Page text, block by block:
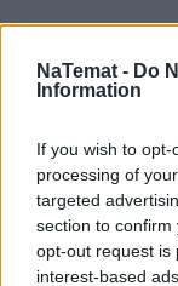
NaTemat - Do
Information
If you wish to
processing of
targeted
section to
opt-out request is
interest-based